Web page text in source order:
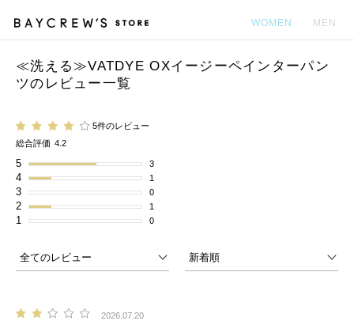
WOMEN MEN
≪洗える≫VATDYE OXイージーペインターパン
ツのレビュー一覧
5件のレビュー
総合評価 4.2
5 3
4 1
3 0
2 1
1 0
2026.07.20